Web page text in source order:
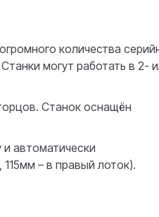
количества
могут работать в 2-
Станок оснащён
автоматически
– в правый лоток).